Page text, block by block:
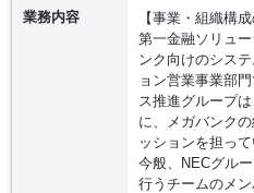
業務内容
【事業・組織構成
第一金融ソリュ
ンク向けのシス
ョン営業事業部
ス推進グループ
に、メガバンク
ッションを担って
今般、NECグル
行うチームのメン